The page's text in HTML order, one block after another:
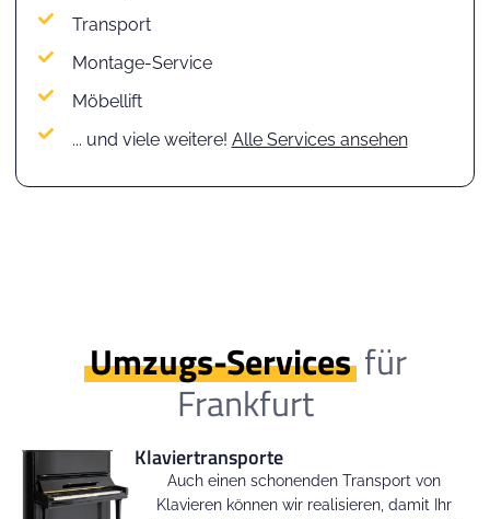
Transport
Montage-Service
Möbellift
... und viele weitere! Alle Services ansehen
Umzugs-Servicesfür
Frankfurt
Klaviertransporte
Auch einen schonenden Transport von
Klavieren können wir realisieren, damit Ihr